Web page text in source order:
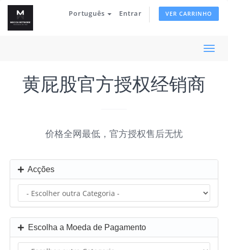
Português Entrar VER CARRINHO
黄屁股官方授权经销商
价格全网最低，官方授权售后无忧
Acções
Escolha a Moeda de Pagamento